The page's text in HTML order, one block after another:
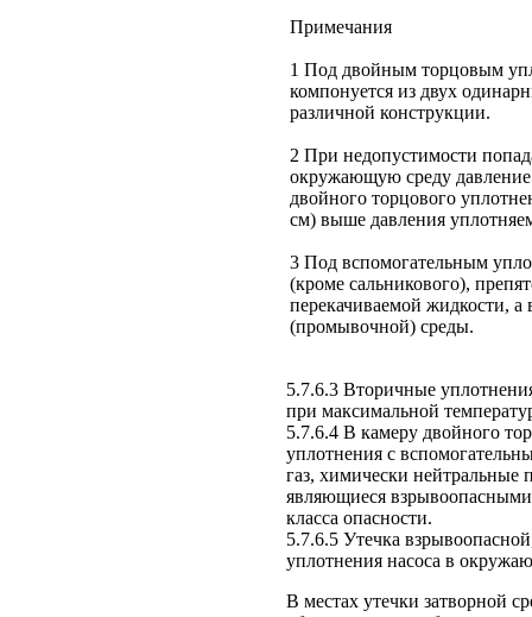
Примечания
1 Под двойным торцовым
компонуется из двух
различной конструкции.
2 При недопустимости
окружающую среду
двойного торцового
см) выше давления
3 Под вспомогательным
(кроме сальникового),
перекачиваемой жидкости, а
(промывочной) среды.
5.7.6.3 Вторичные
при максимальной
5.7.6.4 В камеру двойного
уплотнения с
газ, химически
являющиеся
класса опасности.
5.7.6.5 Утечка
уплотнения насоса в
В местах утечки затворной